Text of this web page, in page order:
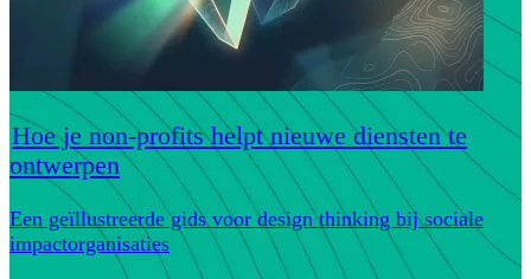
Hoe je non-profits helpt nieuwe diensten te
ontwerpen
Een geïllustreerde gids voor design thinking bij sociale
impactorganisaties